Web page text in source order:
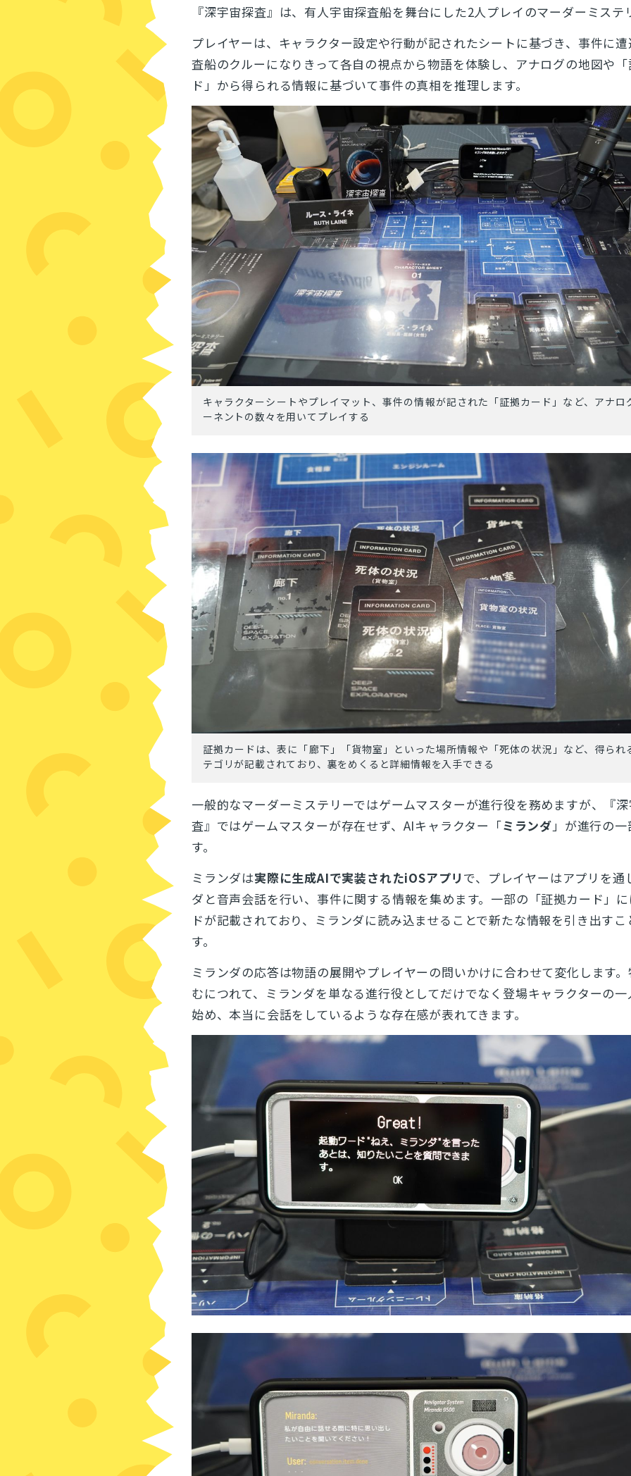
『深宇宙探査』は、有人宇宙探査船を舞台にした2人プレイのマーダーミステ
プレイヤーは、 キャラクター設定や行動が記されたシートに基づき、事件に
査船のクルーになりきって各自の視点から物語を体験し、アナログの地図や
ド」から得られる情報に基づいて事件の真相を推理します。
キャラクターシートやプレイマット、事件の情報が記された「証拠カード」など、アナロ
ーネントの数々を用いてプレイする
証拠カードは、表に「廊下」「貨物室」といった場所情報や「死体の状況」など、得られ
テゴリが記載されており、裏をめくると詳細情報を入手できる
一般的なマーダーミステリーではゲームマスターが進行役を務めますが、『
査』ではゲームマスターが存在せず、AIキャラクター「ミランダ 」が進行の
す。
ミランダは実際に生成AIで実装されたiOSアプリ で、プレイヤーはアプリを通
ダと音声会話を行い、事件に関する情報を集めます。一部の「証拠カード」
ドが記載されており、ミランダに読み込ませることで新たな情報を引き出す
す。
ミランダの応答は物語の展開やプレイヤーの問いかけに合わせて変化します
むにつれて、ミランダを単なる進行役としてだけでなく登場キャラクターの
始め、本当に会話をしているような存在感が表れてきます。
とじる
検索